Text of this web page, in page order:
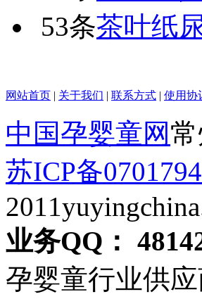
53条茶叶纸
网站首页 | 关于我们 | 联系方式 | 使用协
中国孕婴童网
苏ICP备
业务QQ：
孕婴童行业供